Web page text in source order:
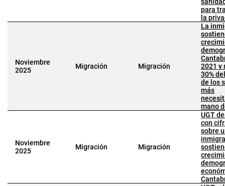
para
la
Noviembre
2025
Migración Migración
La
2021 y
30%
de los
más
mano
Noviembre
2025
Migración Migración
UGT
con
sobre